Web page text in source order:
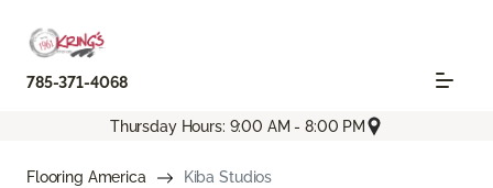
785-371-4068
Thursday Hours: 9:00 AM - 8:00 PM
Flooring America Kiba Studios